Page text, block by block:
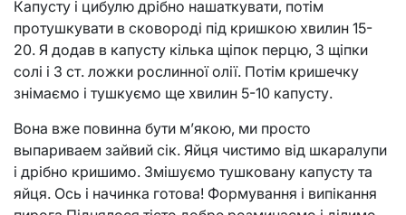
Капусту і цибулю дрібно нашаткувати, потім
протушкувати в сковороді під кришкою хвилин 15-
20. Я додав в капусту кілька щіпок перцю, 3 щіпки
солі і 3 ст. ложки рослинної олії. Потім кришечку
знімаємо і тушкуємо ще хвилин 5-10 капусту.
Вона вже повинна бути м’якою, ми просто
выпариваем зайвий сік. Яйця чистимо від шкаралупи
і дрібно кришимо. Змішуємо тушковану капусту та
яйця. Ось і начинка готова! Формування і випікання